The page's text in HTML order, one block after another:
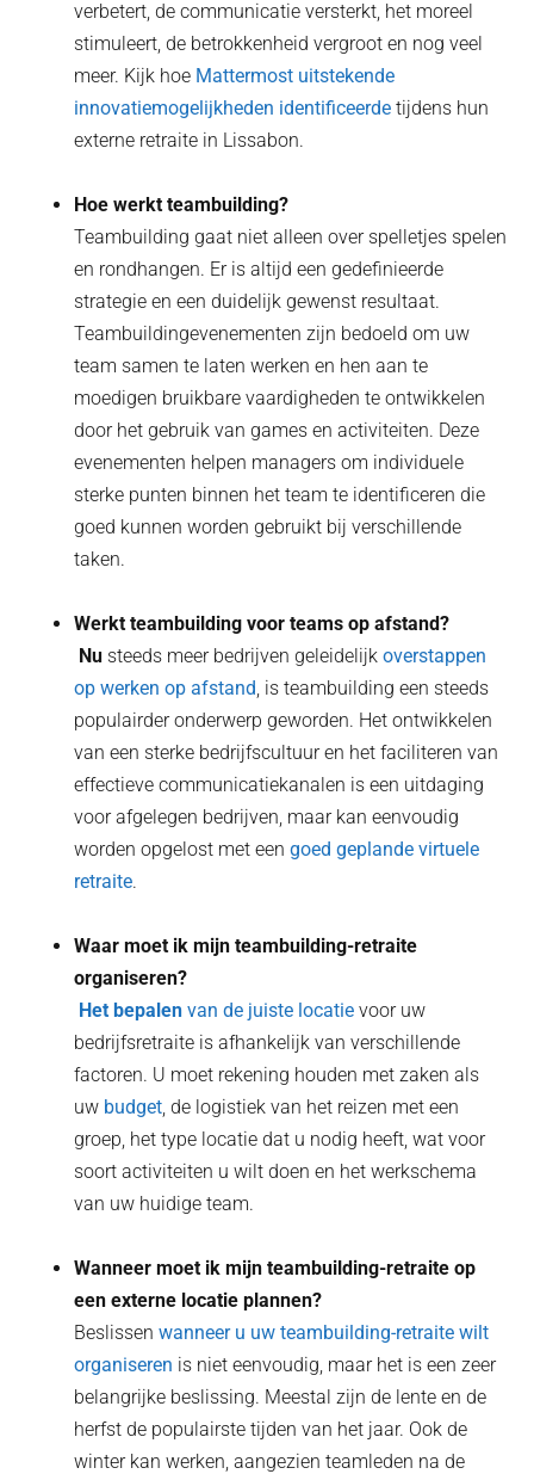
verbetert, de communicatie versterkt, het moreel
stimuleert, de betrokkenheid vergroot en nog veel
meer. Kijk hoe Mattermost uitstekende
innovatiemogelijkheden identificeerde tijdens hun
externe retraite in Lissabon.
Hoe werkt teambuilding?
Teambuilding gaat niet alleen over spelletjes spelen
en rondhangen. Er is altijd een gedefinieerde
strategie en een duidelijk gewenst resultaat.
Teambuildingevenementen zijn bedoeld om uw
team samen te laten werken en hen aan te
moedigen bruikbare vaardigheden te ontwikkelen
door het gebruik van games en activiteiten. Deze
evenementen helpen managers om individuele
sterke punten binnen het team te identificeren die
goed kunnen worden gebruikt bij verschillende
taken.
Werkt teambuilding voor teams op afstand?
‍ Nu steeds meer bedrijven geleidelijkoverstappen
op werken op afstand, is teambuilding een steeds
populairder onderwerp geworden. Het ontwikkelen
van een sterke bedrijfscultuur en het faciliteren van
effectieve communicatiekanalen is een uitdaging
voor afgelegen bedrijven, maar kan eenvoudig
worden opgelost met eengoed geplande virtuele
retraite.
Waar moet ik mijn teambuilding-retraite
organiseren?
‍ Het bepalen van de juiste locatie voor uw
bedrijfsretraite is afhankelijk van verschillende
factoren. U moet rekening houden met zaken als
uw budget, de logistiek van het reizen met een
groep, het type locatie dat u nodig heeft, wat voor
soort activiteiten u wilt doen en het werkschema
van uw huidige team.
Wanneer moet ik mijn teambuilding-retraite op
een externe locatie plannen?
Beslissenwanneer u uw teambuilding-retraite wilt
organiseren is niet eenvoudig, maar het is een zeer
belangrijke beslissing. Meestal zijn de lente en de
herfst de populairste tijden van het jaar. Ook de
winter kan werken, aangezien teamleden na de